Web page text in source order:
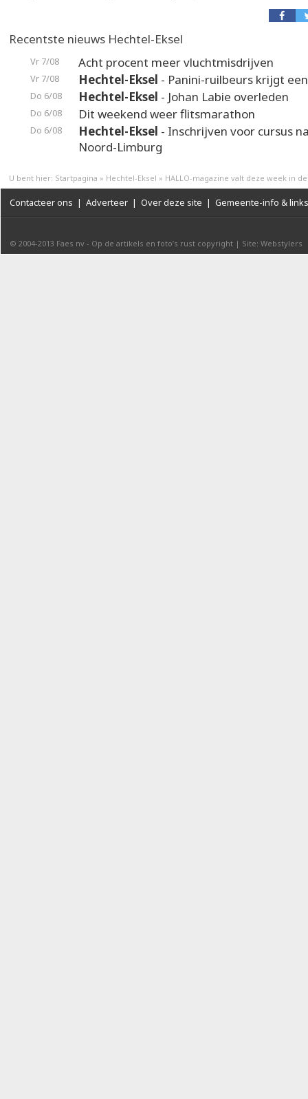
Recentste nieuws Hechtel-Eksel
Vr 7/08 Acht procent meer vluchtmisdrijven
Vr 7/08 Hechtel-Eksel - Panini-ruilbeurs krijgt
Do 6/08 Hechtel-Eksel - Johan Labie overleden
Do 6/08 Dit weekend weer flitsmarathon
Do 6/08 Hechtel-Eksel - Inschrijven voor cursus
Noord-Limburg
U bent hier: Startpagina » Hechtel-Eksel » HALLO-magazine valt deze week in
Contacteer ons | Adverteer | Over deze site | Gemeente-info & links
© 2004-2013 Faes nv - Op de artikels en foto’s rust copyright | Site: Webstylers